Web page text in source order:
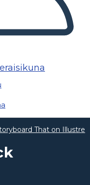
That on